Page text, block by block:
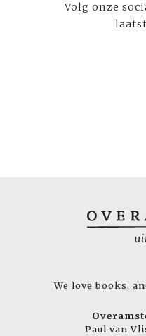
Volg onze
We love books,
Paul van